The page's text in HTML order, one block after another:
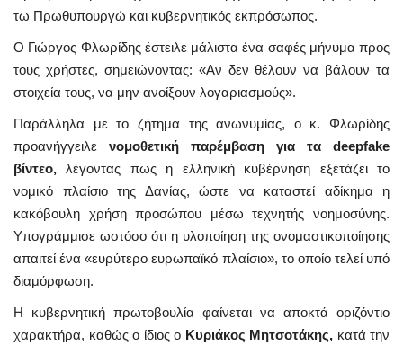
τω Πρωθυπουργώ και κυβερνητικός εκπρόσωπος.
Ο Γιώργος Φλωρίδης έστειλε μάλιστα ένα σαφές μήνυμα προς
τους χρήστες, σημειώνοντας: «Αν δεν θέλουν να βάλουν τα
στοιχεία τους, να μην ανοίξουν λογαριασμούς».
Παράλληλα με το ζήτημα της ανωνυμίας, ο κ. Φλωρίδης
προανήγγειλε νομοθετική παρέμβαση για τα deepfake
βίντεο, λέγοντας πως η ελληνική κυβέρνηση εξετάζει το
νομικό πλαίσιο της Δανίας, ώστε να καταστεί αδίκημα η
κακόβουλη χρήση προσώπου μέσω τεχνητής νοημοσύνης.
Υπογράμμισε ωστόσο ότι η υλοποίηση της ονομαστικοποίησης
απαιτεί ένα «ευρύτερο ευρωπαϊκό πλαίσιο», το οποίο τελεί υπό
διαμόρφωση.
Η κυβερνητική πρωτοβουλία φαίνεται να αποκτά οριζόντιο
χαρακτήρα, καθώς ο ίδιος ο Κυριάκος Μητσοτάκης, κατά την